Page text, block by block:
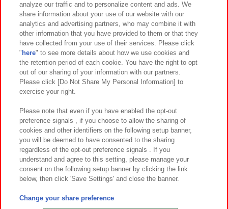
イベント・キャンペーン
関連会社 サステナビリティ サイトポリシー
プライバシーポリシー ウェブアクセシビリティ方針と検証結果
お取引先さまとともに
カスタマーハラスメント対応方針 よくあるご質問・お問い合わせ
©Bandai Namco Amusement Inc.
©Bandai Namco Amusement Lab Inc.
analyze our traffic and to personalize content and ads. We
share information about your use of our website with our
analytics and advertising partners, who may combine it with
other information that you have provided to them or that they
have collected from your use of their services. Please click
" here" to see more details about how we use cookies and
the retention period of each cookie. You have the right to opt
out of our sharing of your information with our partners.
Please click [Do Not Share My Personal Information] to
exercise your right.
Please note that even if you have enabled the opt-out
preference signals , if you choose to allow the sharing of
cookies and other identifiers on the following setup banner,
you will be deemed to have consented to the sharing
regardless of the opt-out preference signals . If you
understand and agree to this setting, please manage your
consent on the following setup banner by clicking the link
below, then click 'Save Settings' and close the banner.
Change your share preference